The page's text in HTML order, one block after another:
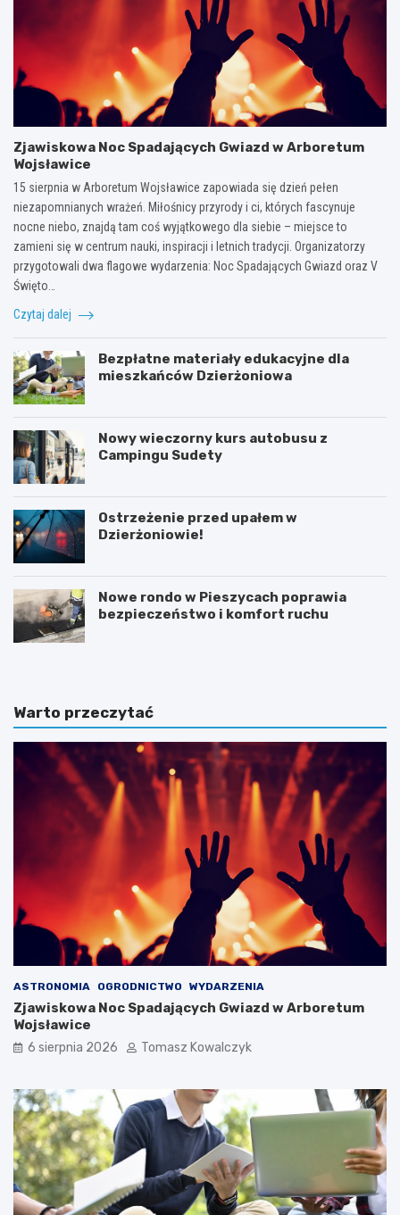
Zjawiskowa Noc Spadających Gwiazd w Arboretum
Wojsławice
15 sierpnia w Arboretum Wojsławice zapowiada się dzień pełen
niezapomnianych wrażeń. Miłośnicy przyrody i ci, których fascynuje
nocne niebo, znajdą tam coś wyjątkowego dla siebie – miejsce to
zamieni się w centrum nauki, inspiracji i letnich tradycji. Organizatorzy
przygotowali dwa flagowe wydarzenia: Noc Spadających Gwiazd oraz V
Święto…
Czytaj dalej
Bezpłatne materiały edukacyjne dla
mieszkańców Dzierżoniowa
Nowy wieczorny kurs autobusu z
Campingu Sudety
Ostrzeżenie przed upałem w
Dzierżoniowie!
Nowe rondo w Pieszycach poprawia
bezpieczeństwo i komfort ruchu
Warto przeczytać
ASTRONOMIA OGRODNICTWO WYDARZENIA
Zjawiskowa Noc Spadających Gwiazd w Arboretum
Wojsławice
6 sierpnia 2026 Tomasz Kowalczyk